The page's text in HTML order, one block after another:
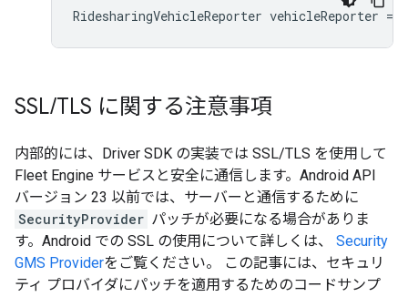
RidesharingVehicleReporter vehicleReporter =
SSL/TLS に関する注意事項
内部的には、Driver SDK の実装では SSL/TLS を使用して
Fleet Engine サービスと安全に通信します。Android API
バージョン 23 以前では、サーバーと通信するために
SecurityProvider パッチが必要になる場合がありま
す。Android での SSL の使用について詳しくは、 Security
GMS Providerをご覧ください。 この記事には、セキュリ
ティ プロバイダにパッチを適用するためのコードサンプ